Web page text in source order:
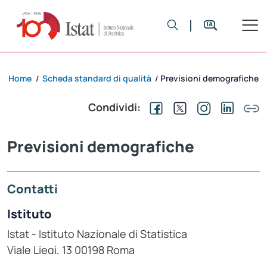
Home / Scheda standard di qualità / Previsioni demografiche
Condividi:
Previsioni demografiche
Contatti
Istituto
Istat - Istituto Nazionale di Statistica
Viale Liegi, 13 00198 Roma